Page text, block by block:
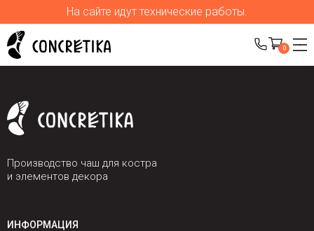
На сайте идут технические работы.
0
Производство чаш для костра
и элементов декора
ИНФОРМАЦИЯ